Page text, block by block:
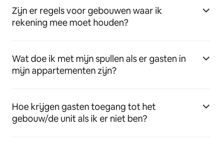
Zijn er regels voor gebouwen waar ik
rekening mee moet houden?
Wat doe ik met mijn spullen als er gasten in
mijn appartementen zijn?
Hoe krijgen gasten toegang tot het
gebouw/de unit als ik er niet ben?